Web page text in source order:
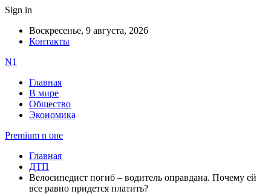
Sign in
Воскресенье, 9 августа, 2026
Контакты
N1
Главная
В мире
Общество
Экономика
Premium n one
Главная
ДТП
Велосипедист погиб – водитель оправдана. Почему ей
все равно придется платить?